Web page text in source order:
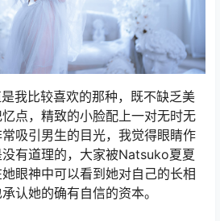
我比较喜欢的那种，既不缺乏美
点，精致的小脸配上一对无时无
吸引男生的目光，我觉得眼睛作
有道理的，大家被Natsuko夏夏
眼神中可以看到她对自己的长相
认她的确有自信的资本。